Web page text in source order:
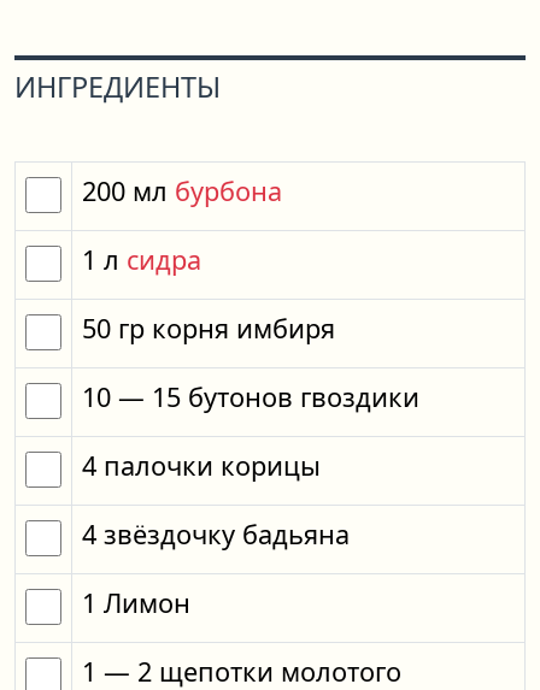
ИНГРЕДИЕНТЫ
200 мл бурбона
1 л сидра
50 гр корня имбиря
10 — 15 бутонов гвоздики
4 палочки корицы
4 звёздочку бадьяна
1 Лимон
1 — 2 щепотки молотого